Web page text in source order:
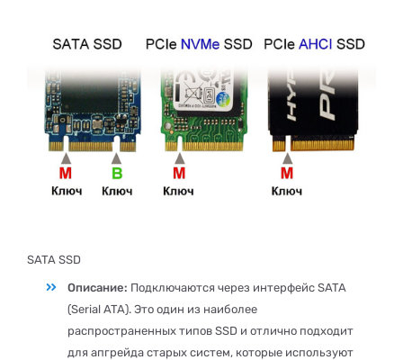
SATA SSD
Описание: Подключаются через интерфейс SATA
(Serial ATA). Это один из наиболее
распространенных типов SSD и отлично подходит
для апгрейда старых систем, которые используют